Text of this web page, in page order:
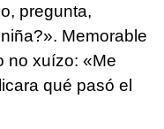
pregunta,
Memorable
no xuízo: «Me
qué pasó el